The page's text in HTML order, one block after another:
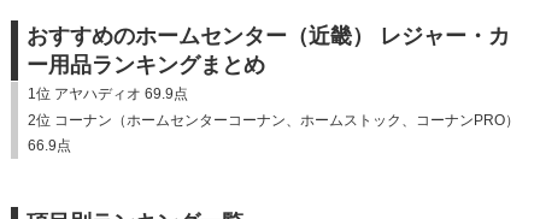
おすすめのホームセンター（近畿） レジャー・カ
ー用品ランキングまとめ
1位 アヤハディオ 69.9点
2位 コーナン（ホームセンターコーナン、ホームストック、コーナンPRO）
66.9点